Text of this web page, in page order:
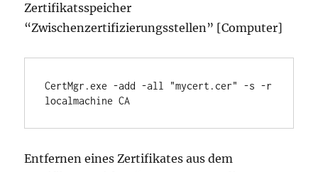
Zertifikatsspeicher
“Zwischenzertifizierungsstellen” [Computer]
CertMgr.exe -add -all "mycert.cer" -s -r
localmachine CA
Entfernen eines Zertifikates aus dem